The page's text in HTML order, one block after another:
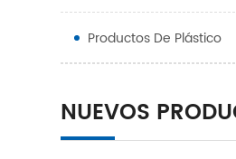
Productos De Plástico
NUEVOS